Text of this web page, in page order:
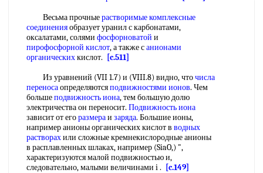
Весьма прочныерастворимые комплексные
соединенияобразует уранил с карбонатами,
оксалатами, солями фосфорноватой и
пирофосфорной кислот, а также санионами
органическихкислот.
[c.511]
Из уравнений (VII 1.7) и (VIII.8) видно, чточисла
переносаопределяютсяподвижностями ионов. Чем
большеподвижность иона, тем большую долю
электричества он переносит. Подвижность иона
зависит от егоразмераи заряда. Большие ионы,
например анионы органических кислот в водных
растворахили сложные кремнекислородные анионы
в расплавленных шлаках, например (SiaO,) ",
характеризуются малой подвижностью и,
следовательно, малыми величинами i .
[c.149]